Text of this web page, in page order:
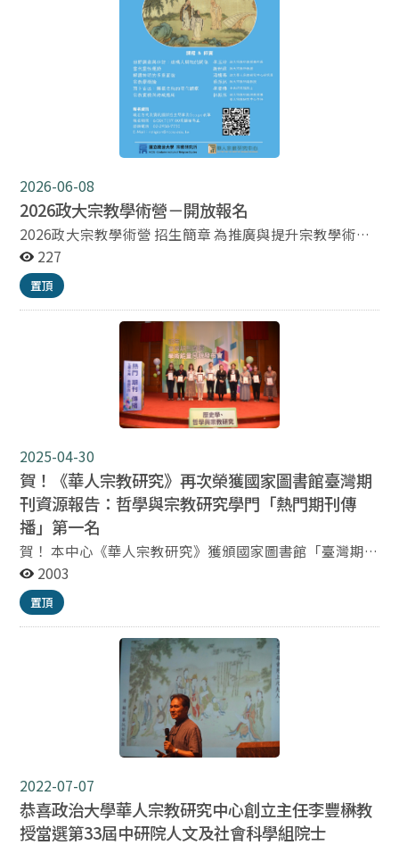
究中心、壹捌玖伍電影有限公司 敬啟
2026-06-08
2026政大宗教學術營－開放報名
2026政大宗教學術營 招生簡章 為推廣與提升宗教學術教
育,政治大學宗教所所與華人宗教研究中心擬聯合舉辦宗
教學術營。歷時兩個週末的活動包括:6場專題講座,分別講
授宗教學概論、宗教傳統、歷史與文化,以及宗教田野調
查、實務研究與跨域應用;最後一天安排基本測驗、分組
討論、綜合座談,以檢視學習成效,同時分享政大宗教所博
碩士班應考秘笈。專題講座的授課教師都是爛熟宗教理
論、文獻經典、田野調查及實務研究的著名學者;帶領分
組討論的助教則精選自政大宗教所的優秀博碩士生。宗教
學術營的課程設計強調的是參與式的學術訓練與互動學
習,相較於傳統單方面聽講,更能考慮學員的實務需求,具體
而精關地探討宗教研究與實務的定義與發展趨勢。期盼以
此學術性的系統教學與互動模式,對於台灣宗教文化與實
務的提升能有所貢獻,並進一步培養有志於繼續深造的研
究與實務人才。 報名資訊如下 1. 報名方式：請填寫
google表單（附個人簡歷），五個工作天內通知錄取結
果、上課地點、繳費資訊與相關細則。 google表
單： https://forms.gle/S8ppz5MP7tToFmqe6 2. 報名期
限：6/30(二) 17:00或額滿為止。 3. 招生人數：上限50
人。 4. 學費：6000元（通過綜合測驗者獲頒1000元獎學
金與結業證書） 5. 諮詢電話：02-2938-7730 林助教 主辦
單位：政治大學宗教研究所、華人宗教研究中心 協辦單
位：世界華人宗教研究學會
227
置頂
2025-04-30
賀！《華人宗教研究》再次榮獲國家圖書館臺灣期
刊資源報告：哲學與宗教研究學門「熱門期刊傳
播」第一名
賀！ 本中心《華人宗教研究》獲頒國家圖書館「臺灣期刊
資源學術能量風貌報告」 哲學與宗教研究學門「熱門期刊
傳播」（五年引用）第一名（五年影響係數0.255） 國家
圖書館4月28日舉辦「113年臺灣期刊資源學術能量風貌
報告」發布會，頒發在臺灣人文社會領域中最具影響力的
各項獎項，以表揚具學術影響力之大學院校及學術期刊出
版單位。《華人宗教研究》繼111年獲頒本學門期刊即時
傳播獎第一名、112年獲頒熱門期刊傳播獎（第一名）之
後，本年度再次榮獲哲學與宗教研究學門「熱門期刊傳
播」（五年引用）獎項（第一名），由華人宗教研究中心
主任兼期刊執行主編林振源教授親自出席領獎，在此謹感
2003
置頂
2022-07-07
恭喜政治大學華人宗教研究中心創立主任李豐楙教
授當選第33屆中研院人文及社會科學組院士